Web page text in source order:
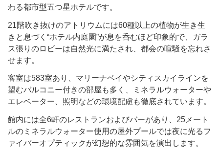
わる都市型五つ星ホテルです。
21階吹き抜けのアトリウムには60種以上の植物が生き生
きと息づく“ホテル内庭園”が息を呑むほど印象的で、ガラ
ス張りのロビーは自然光に満たされ、都会の喧騒を忘れさ
せます。
客室は583室あり、マリーナベイやシティスカイラインを
望むバルコニー付きの部屋も多く、ミネラルウォーターや
エレベーター、照明などの環境配慮も徹底されています。
館内には全6軒のレストランおよびバーがあり、25メート
ルのミネラルウォーター使用の屋外プールでは夜に光るフ
ァイバーオプティックが幻想的な雰囲気を演出します。